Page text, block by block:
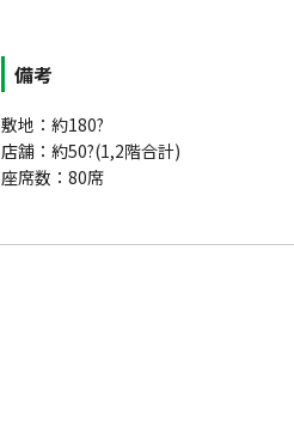
備考
敷地：約180?
店舗：約50?(1,2階合計)
座席数：80席